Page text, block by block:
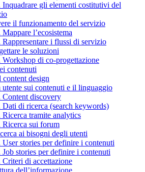
Inquadrare gli elementi costitutivi del
il funzionamento del servizio
Mappare l’ecosistema
Rappresentare i flussi di servizio
le soluzioni
Workshop di co-progettazione
contenuti
content design
utente sui contenuti e il linguaggio
Content discovery
Dati di ricerca (search keywords)
Ricerca tramite analytics
Ricerca sui forum
ai bisogni degli utenti
User stories per definire i contenuti
Job stories per definire i contenuti
Criteri di accettazione
dell’informazione